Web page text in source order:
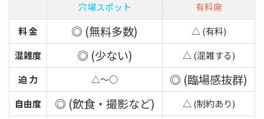
穴場スポット
有料席
料 金
◎ (無料多数)
△ (有料)
混雑度
◎ (少ない)
△ (混雑する)
迫 力
△～○ ◎ (臨場感抜群)
自由度 ◎ (飲食・撮影など)
△ (制約あり)